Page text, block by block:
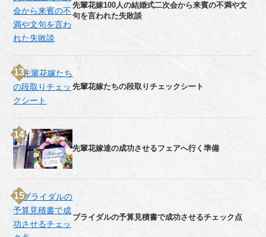
先輩花嫁100人の結婚式二次会から来賓の不満や文
句を言われた失敗談
先輩花嫁たちの段取りチェックシート
先輩花嫁達の成功させるフェアへ行く準備
ブライダルの予算見積書で成功させるチェック点